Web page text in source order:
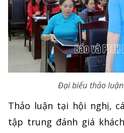
Đại biểu thảo
Thảo luận tại hội nghị,
tập trung đánh giá